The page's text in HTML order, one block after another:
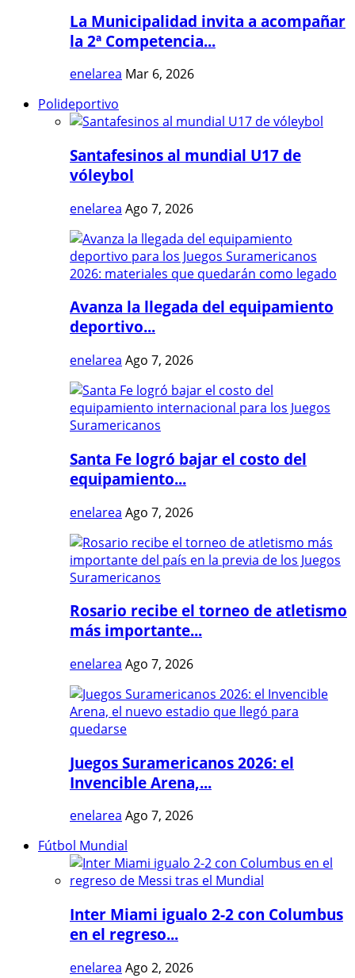
La Municipalidad invita a acompañar
la 2ª Competencia...
enelarea Mar 6, 2026
Polideportivo
Santafesinos al mundial U17 de
vóleybol
enelarea Ago 7, 2026
Avanza la llegada del equipamiento
deportivo...
enelarea Ago 7, 2026
Santa Fe logró bajar el costo del
equipamiento...
enelarea Ago 7, 2026
Rosario recibe el torneo de atletismo
más importante...
enelarea Ago 7, 2026
Juegos Suramericanos 2026: el
Invencible Arena,...
enelarea Ago 7, 2026
Fútbol Mundial
Inter Miami igualo 2-2 con Columbus
en el regreso...
enelarea Ago 2, 2026